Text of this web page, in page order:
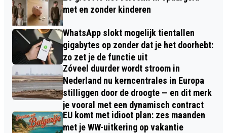
met en zonder kinderen
WhatsApp slokt mogelijk tientallen
gigabytes op zonder dat je het doorhebt:
zo zet je de functie uit
Zóveel duurder wordt stroom in
Nederland nu kerncentrales in Europa
stilliggen door de droogte — en dit merk
je vooral met een dynamisch contract
EU komt met idioot plan: zes maanden
met je WW-uitkering op vakantie